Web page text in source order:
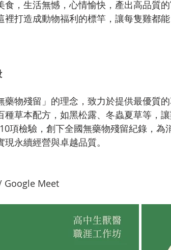
食，生活無憾，心情愉快，產出高品質
打造成動物福利的標竿，讓每隻雞都
物殘留」的理念，致力於提供最優質
草本配方，如黑松露、冬蟲夏草等，
項檢驗，創下全國無藥物殘留紀錄，為
永續經營與卓越品質。
Google Meet